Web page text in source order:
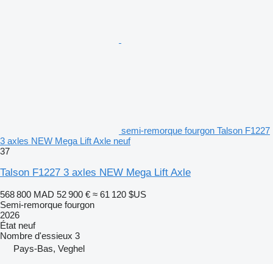
semi-remorque fourgon Talson F1227
3 axles NEW Mega Lift Axle neuf
37
Talson F1227 3 axles NEW Mega Lift Axle
568 800 MAD 52 900 € ≈ 61 120 $US
Semi-remorque fourgon
2026
État neuf
Nombre d'essieux 3
Pays-Bas, Veghel